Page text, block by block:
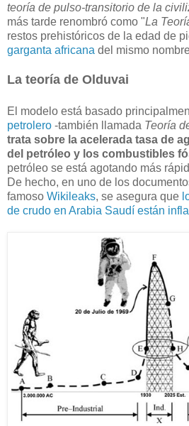
teoría de pulso-transitorio de la
más tarde renombró como "La
restos prehistóricos de la edad de
garganta africana del mismo
La teoría de Olduvai
El modelo está basado
petrolero -también llamada Teoría
trata sobre la acelerada tasa de
del petróleo y los combustibles
petróleo se está agotando más
De hecho, en uno de los
famoso Wikileaks, se asegura que
de crudo en Arabia Saudí están